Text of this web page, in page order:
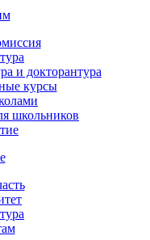
и докторантура
курсы
школьников